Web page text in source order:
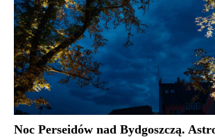
Noc Perseidów nad Bydgoszczą.